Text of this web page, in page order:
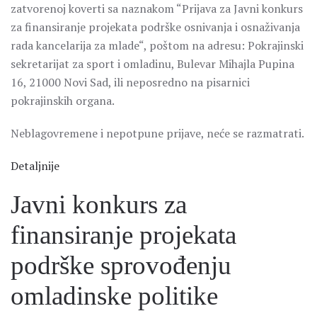
zatvorenoj koverti sa naznakom “Prijava za Javni konkurs
za finansiranje projekata podrške osnivanja i osnaživanja
rada kancelarija za mlade“, poštom na adresu: Pokrajinski
sekretarijat za sport i omladinu, Bulevar Mihajla Pupina
16, 21000 Novi Sad, ili neposredno na pisarnici
pokrajinskih organa.
Neblagovremene i nepotpune prijave, neće se razmatrati.
Detaljnije
Javni konkurs za
finansiranje projekata
podrške sprovođenju
omladinske politike